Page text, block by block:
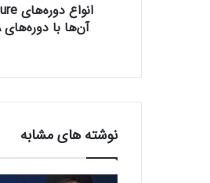
z
م
ا
ی
آن‌ها با دوره‌های MCSE ،MCSA و MCSD
نوشته های مشابه